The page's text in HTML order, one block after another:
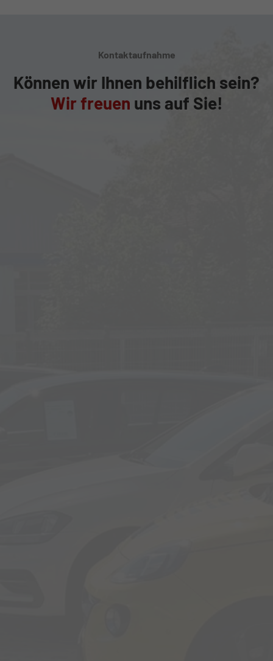
Kontaktaufnahme
Können wir Ihnen behilflich sein?
Wir freuen uns auf Sie!